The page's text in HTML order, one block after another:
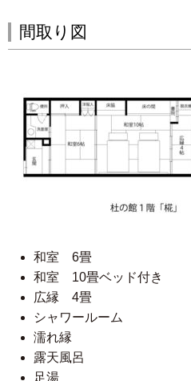
間取り図
和室 6畳
和室 10畳ベッド付き
広縁 4畳
シャワールーム
濡れ縁
露天風呂
足湯